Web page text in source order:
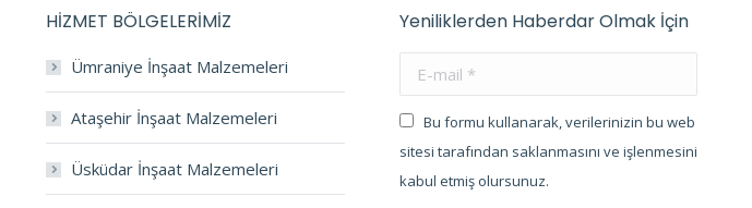
HİZMET BÖLGELERİMİZ
Ümraniye İnşaat Malzemeleri
Ataşehir İnşaat Malzemeleri
Üsküdar İnşaat Malzemeleri
Yeniliklerden Haberdar Olmak İçin
E-mail *
Bu formu kullanarak, verilerinizin bu web
sitesi tarafından saklanmasını ve işlenmesini
kabul etmiş olursunuz.